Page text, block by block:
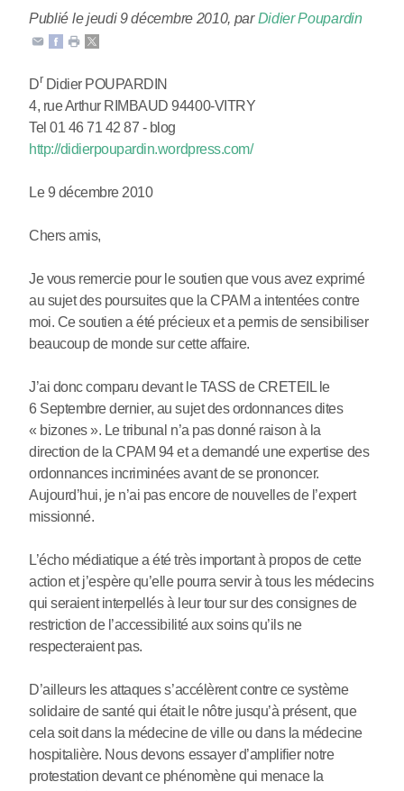
Publié le jeudi 9 décembre 2010, parDidier Poupardin
Dr Didier POUPARDIN
4, rue Arthur RIMBAUD 94400-VITRY
Tel 01 46 71 42 87 - blog
http://didierpoupardin.wordpress.com/
Le 9 décembre 2010
Chers amis,
Je vous remercie pour le soutien que vous avez exprimé
au sujet des poursuites que la CPAM a intentées contre
moi. Ce soutien a été précieux et a permis de sensibiliser
beaucoup de monde sur cette affaire.
J’ai donc comparu devant le TASS de CRETEIL le
6 Septembre dernier, au sujet des ordonnances dites
« bizones ». Le tribunal n’a pas donné raison à la
direction de la CPAM 94 et a demandé une expertise des
ordonnances incriminées avant de se prononcer.
Aujourd’hui, je n’ai pas encore de nouvelles de l’expert
missionné.
L’écho médiatique a été très important à propos de cette
action et j’espère qu’elle pourra servir à tous les médecins
qui seraient interpellés à leur tour sur des consignes de
restriction de l’accessibilité aux soins qu’ils ne
respecteraient pas.
D’ailleurs les attaques s’accélèrent contre ce système
solidaire de santé qui était le nôtre jusqu’à présent, que
cela soit dans la médecine de ville ou dans la médecine
hospitalière. Nous devons essayer d’amplifier notre
protestation devant ce phénomène qui menace la